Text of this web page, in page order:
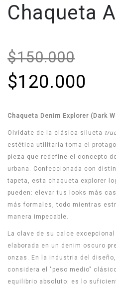
Chaqueta
$150.000
$120.000
Chaqueta Denim Explorer (Dark
Olvídate de la clásica silueta
estética utilitaria toma el
pieza que redefine el concepto
urbana. Confeccionada con
tapeta, esta chaqueta explorer
pueden: elevar tus looks más
más formales, todo mientras
manera impecable.
La clave de su calce
elaborada en un denim oscuro
onzas. En la industria del
considera el "peso medio"
equilibrio absoluto: es lo